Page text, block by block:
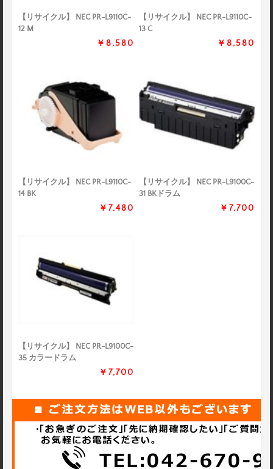
【リサイクル】 NEC PR-L9110C-
12 M
￥8,580
【リサイクル】 NEC PR-L9110C-
13 C
￥8,580
【リサイクル】 NEC PR-L9110C-
14 BK
￥7,480
【リサイクル】 NEC PR-L9100C-
31 BKドラム
￥7,700
【リサイクル】 NEC PR-L9100C-
35 カラードラム
￥7,700